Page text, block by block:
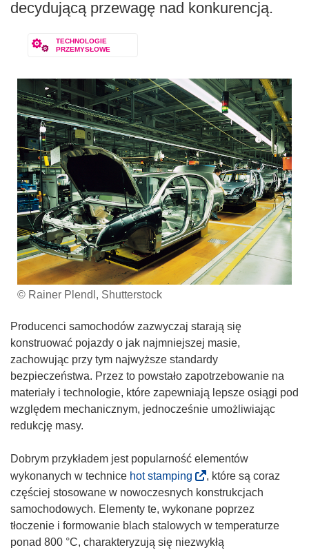
decydującą przewagę nad konkurencją.
TECHNOLOGIE
PRZEMYSŁOWE
© Rainer Plendl, Shutterstock
Producenci samochodów zazwyczaj starają się
konstruować pojazdy o jak najmniejszej masie,
zachowując przy tym najwyższe standardy
bezpieczeństwa. Przez to powstało zapotrzebowanie na
materiały i technologie, które zapewniają lepsze osiągi pod
względem mechanicznym, jednocześnie umożliwiając
redukcję masy.
Dobrym przykładem jest popularność elementów
wykonanych w technice hot stamping
o
d
n
o
, które są coraz
częściej stosowane w nowoczesnych konstrukcjach
samochodowych. Elementy te, wykonane poprzez
tłoczenie i formowanie blach stalowych w temperaturze
ponad 800 °C, charakteryzują się niezwykłą